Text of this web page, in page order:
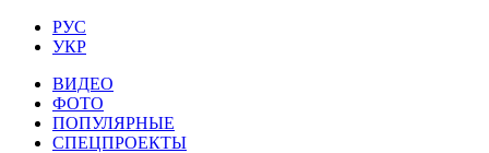
РУС
УКР
ВИДЕО
ФОТО
ПОПУЛЯРНЫЕ
СПЕЦПРОЕКТЫ